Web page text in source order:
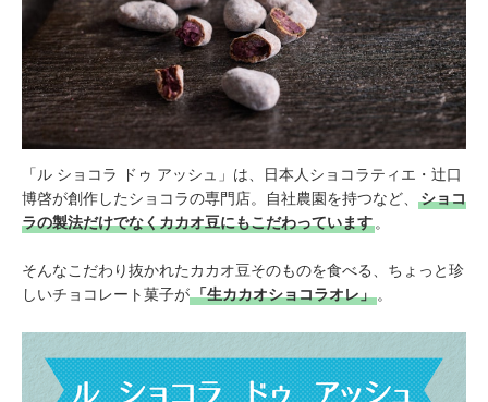
「ル ショコラ ドゥ アッシュ」は、日本人ショコラティエ・辻口
博啓が創作したショコラの専門店。自社農園を持つなど、
ショコ
ラの製法だけでなくカカオ豆にもこだわっています。
そんなこだわり抜かれたカカオ豆そのものを食べる、ちょっと珍
しいチョコレート菓子が「生カカオショコラオレ」。